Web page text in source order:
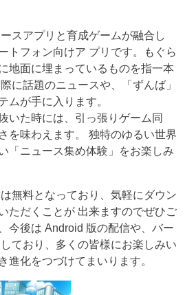
スアプリと育成ゲームが融合し
トフォン向けア プリです。もぐら
地面に埋まっているものを指一本
に話題のニュースや、「ずんば」
ムが手に入ります。
いた時には、引っ張りゲーム同
を味わえます。 独特のゆるい世界
「ニュース集め体験」をお楽しみ
無料となっており、気軽にダウン
ただくことが 出来ますのでぜひご
今後は Android 版の配信や、バー
ており、多くの皆様にお楽しみい
進化をつづけてまいります。